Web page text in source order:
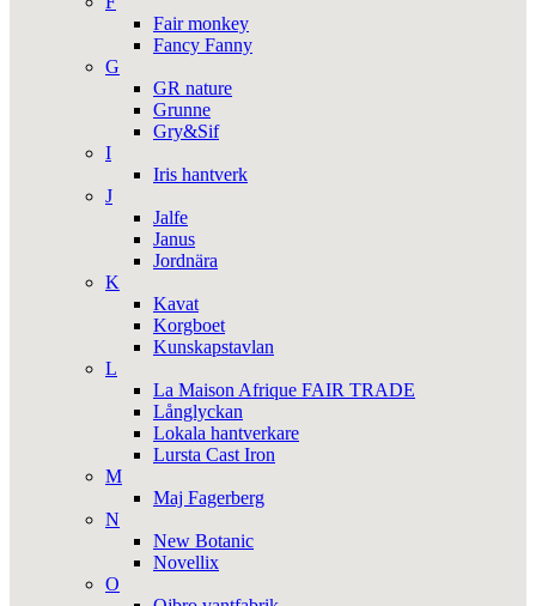
Fair monkey
Fancy Fanny
G
GR nature
Grunne
Gry&Sif
I
Iris hantverk
J
Jalfe
Janus
Jordnära
K
Kavat
Korgboet
Kunskapstavlan
L
La Maison Afrique FAIR TRADE
Långlyckan
Lokala hantverkare
Lursta Cast Iron
M
Maj Fagerberg
N
New Botanic
Novellix
O